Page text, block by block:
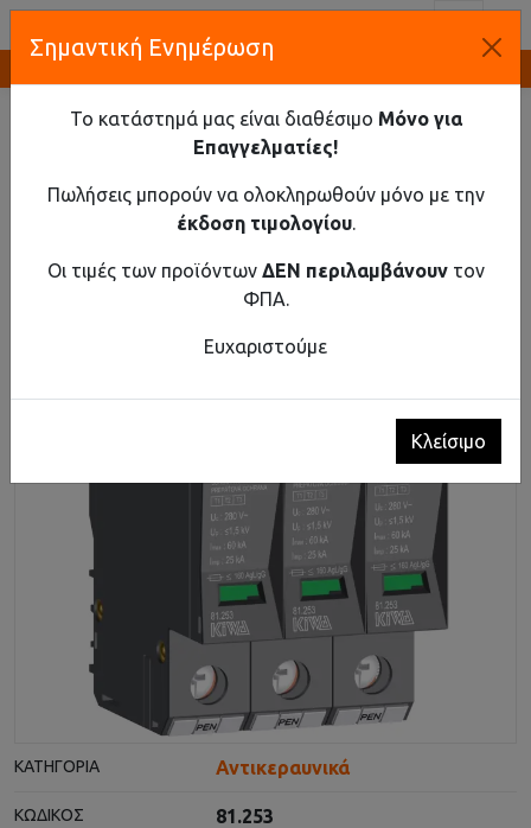
ΑΡΧΙΚΉ
ΥΛΙΚΌ ΡΆΓΑΣ
ΑΝΤΙΚΕΡΑΥΝΙΚΆ
ΑΝΤΙΚΕΡΑΥΝΙΚΌ AC T1+T2+T3 3-ΠΌΛΟΙ 25KA
Αντικεραυνικό AC T1+T2+T3 3-πόλοι 25kA
monoblock
ΚΑΤΗΓΟΡΊΑ Αντικεραυνικά
ΚΩΔΙΚΌΣ 81.253
Σημαντική Ενημέρωση
Το κατάστημά μας είναι διαθέσιμο Μόνο για
Επαγγελματίες!
Πωλήσεις μπορούν να ολοκληρωθούν μόνο με την
έκδοση τιμολογίου.
Οι τιμές των προϊόντων ΔΕΝ περιλαμβάνουντον
ΦΠΑ.
Ευχαριστούμε
Κλείσιμο